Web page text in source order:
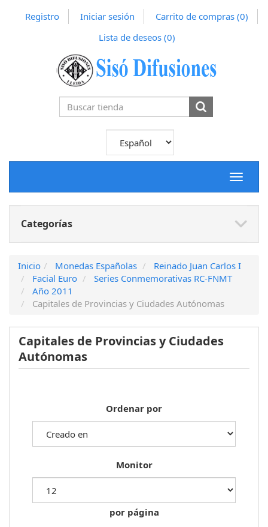
Registro Iniciar sesión Carrito de compras (0)
Lista de deseos (0)
Toggle
Categorías
Inicio Monedas Españolas
Reinado Juan Carlos I
Facial Euro
Series Conmemorativas RC-FNMT
Año 2011
Capitales de Provincias y Ciudades Autónomas
Capitales de Provincias y Ciudades
Autónomas
Ordenar por
Monitor
por página